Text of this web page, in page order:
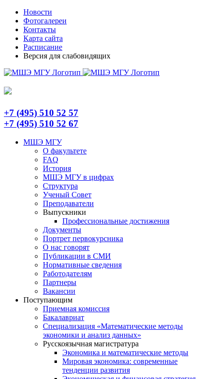
Skip
content
TelegramНовости
Фотогалереи
Контакты
Карта сайта
Расписание
Версия для слабовидящих
+7 (495) 510 52 57
+7 (495) 510 52 67
МШЭ МГУ
О факультете
FAQ
История
МШЭ МГУ в цифрах
Структура
Ученый Совет
Преподаватели
Выпускники
Профессиональные достижения
Документы
Портрет первокурсника
О нас говорят
Публикации в СМИ
Нормативные сведения
Работодателям
Партнеры
Вакансии
Поступающим
Приемная комиссия
Бакалавриат
Специализация «Математические методы
экономики и анализ данных»
Русскоязычная магистратура
Экономика и математические методы
Мировая экономика: современные
тенденции развития